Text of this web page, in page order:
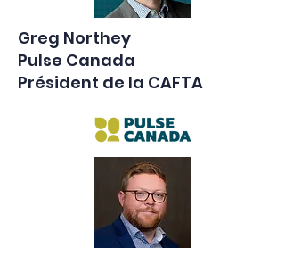
Greg Northey
Pulse Canada
Président de la CAFTA